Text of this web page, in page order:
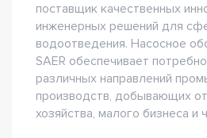
поставщик качественных
инженерных решений для
водоотведения. Насосное
SAER обеспечивает
различных направлений
производств, добывающих
хозяйства, малого бизнеса и